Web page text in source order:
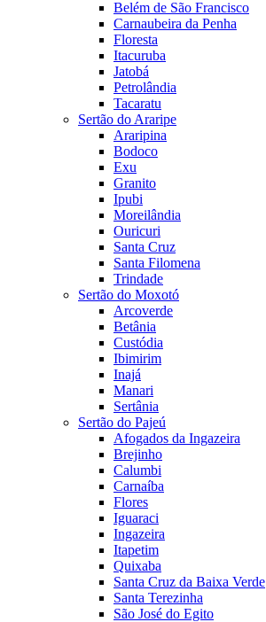
Belém de São Francisco
Carnaubeira da Penha
Floresta
Itacuruba
Jatobá
Petrolândia
Tacaratu
Sertão do Araripe
Araripina
Bodoco
Exu
Granito
Ipubi
Moreilândia
Ouricuri
Santa Cruz
Santa Filomena
Trindade
Sertão do Moxotó
Arcoverde
Betânia
Custódia
Ibimirim
Inajá
Manari
Sertânia
Sertão do Pajeú
Afogados da Ingazeira
Brejinho
Calumbi
Carnaíba
Flores
Iguaraci
Ingazeira
Itapetim
Quixaba
Santa Cruz da Baixa Verde
Santa Terezinha
São José do Egito